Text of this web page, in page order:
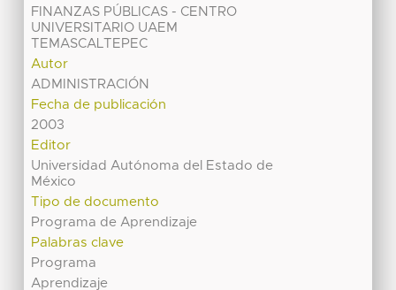
FINANZAS PÚBLICAS - CENTRO
UNIVERSITARIO UAEM
TEMASCALTEPEC
Autor
ADMINISTRACIÓN
Fecha de publicación
2003
Editor
Universidad Autónoma del Estado de
México
Tipo de documento
Programa de Aprendizaje
Palabras clave
Programa
Aprendizaje